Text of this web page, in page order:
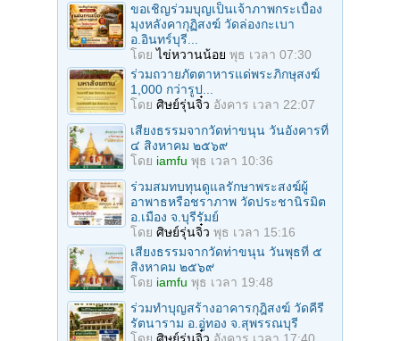
ขอเชิญร่วมบุญเป็นเจ้าภาพกระเบื้อง
มุงหลังคากุฏิสงฆ์ วัดล่องกะเบา
อ.อินทร์บุรี...
โดยไข่หวานน้อย พุธ เวลา 07:30
ร่วมถวายภัตตาหารแด่พระภิกษุสงฆ์
1,000 กว่ารูป...
โดย ศิษย์รุ่นจิ๋ว อังคาร เวลา 22:07
เสียงธรรมจากวัดท่าขนุน วันอังคารที่
๔ สิงหาคม ๒๕๖๙
โดย iamfu พุธ เวลา 10:36
ร่วมสมทบทุนดูแลรักษาพระสงฆ์ผู้
อาพาธหรือชราภาพ วัดประชานิรมิต
อ.เมือง จ.บุรีรัมย์
โดย ศิษย์รุ่นจิ๋ว พุธ เวลา 15:16
เสียงธรรมจากวัดท่าขนุน วันพุธที่ ๕
สิงหาคม ๒๕๖๙
โดย iamfu พุธ เวลา 19:48
ร่วมทำบุญสร้างอาคารกุฎิสงฆ์ วัดคีรี
รัตนาราม อ.อู่ทอง จ.สุพรรณบุรี